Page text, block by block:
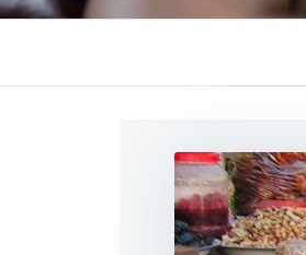
Interactive